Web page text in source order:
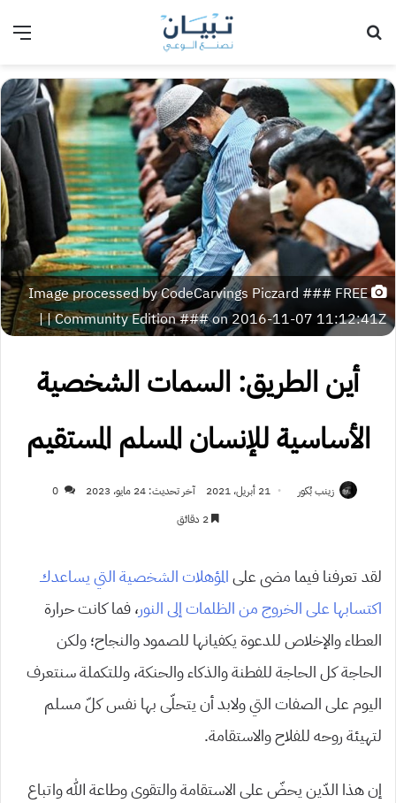
Image processed by CodeCarvings Piczard ### FREE
Community Edition ### on 2016-11-07 11:12:41Z | |
أين الطريق: السمات الشخصية
الأساسية للإنسان المسلم المستقيم
زينب بُكور 21 أبريل، 2021 آخر تحديث: 24 مايو، 2023
0
لقد تعرفنا فيما مضى علىالمؤهلات الشخصية التي يساعدك
اكتسابها على الخروج من الظلمات إلى النور، فما كانت حرارة
العطاء والإخلاص للدعوة يكفيانها للصمود والنجاح؛ ولكن
الحاجة كل الحاجة للفطنة والذكاء والحنكة، وللتكملة سنتعرف
اليوم على الصفات التي ولابد أن يتحلّى بها نفس كلّ مسلم
لتهيئة روحه للفلاح والاستقامة.
إن هذا الدّين يحضّ على الاستقامة والتقوى وطاعة الله واتباع